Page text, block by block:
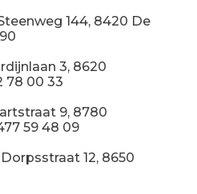
144, 8420 De
3, 8620
78 00 33
9, 8780
59 48 09
12, 8650